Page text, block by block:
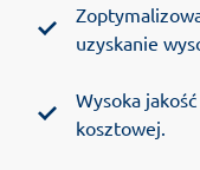
uzyskanie
Wysoka
kosztowej.